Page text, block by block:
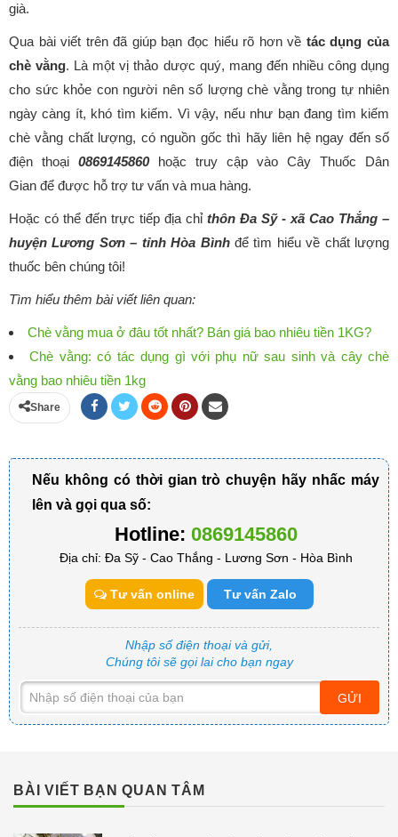
già.
Qua bài viết trên đã giúp bạn đọc hiểu rõ hơn về tác dụng của
chè vằng. Là một vị thảo dược quý, mang đến nhiều công dụng
cho sức khỏe con người nên số lượng chè vằng trong tự nhiên
ngày càng ít, khó tìm kiếm. Vì vậy, nếu như bạn đang tìm kiếm
chè vằng chất lượng, có nguồn gốc thì hãy liên hệ ngay đến số
điện thoại 0869145860hoặc truy cập vào Cây Thuốc Dân
Gian để được hỗ trợ tư vấn và mua hàng.
Hoặc có thể đến trực tiếp địa chỉ thôn Đa Sỹ - xã Cao Thắng –
huyện Lương Sơn – tỉnh Hòa Bìnhđể tìm hiểu về chất lượng
thuốc bên chúng tôi!
Tìm hiểu thêm bài viết liên quan:
Chè vằng mua ở đâu tốt nhất? Bán giá bao nhiêu tiền 1KG?
Chè vằng: có tác dụng gì với phụ nữ sau sinh và cây chè
vằng bao nhiêu tiền 1kg
Share
Nếu không có thời gian trò chuyện hãy nhấc máy
lên và gọi qua số:
Hotline: 0869145860
Địa chỉ: Đa Sỹ - Cao Thắng - Lương Sơn - Hòa Bình
Tư vấn online Tư vấn Zalo
Nhập số điện thoại và gửi,
Chúng tôi sẽ gọi lai cho bạn ngay
GỬI
BÀI VIẾT BẠN QUAN TÂM